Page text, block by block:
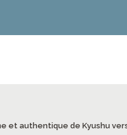
et authentique de Kyushu